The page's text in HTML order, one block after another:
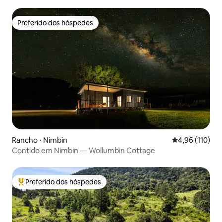
Preferido dos hóspedes
Preferido dos hóspedes
Rancho ⋅ Nimbin 4,96 de uma
4,96 (110)
Contido em Nimbin — Wollumbin Cottage
Entre os melhores preferidos dos hóspedes
Preferido dos hóspedes